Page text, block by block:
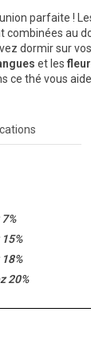
parfaite !
combinées au
dormir sur
et les
ce thé vous
20%